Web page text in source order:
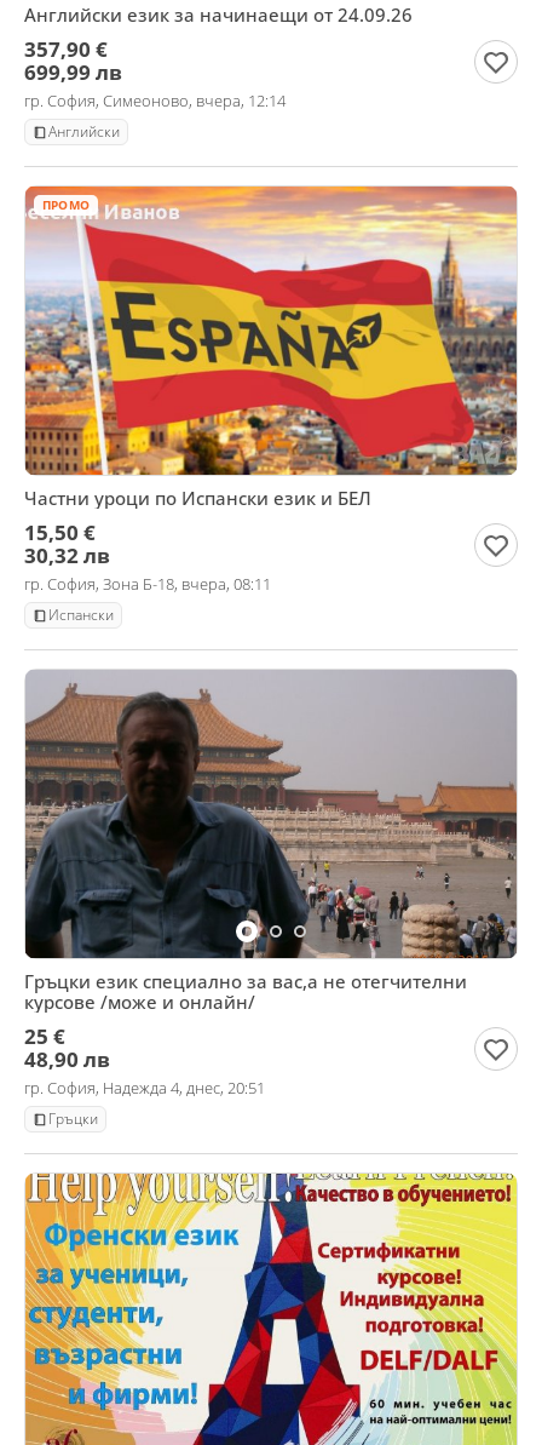
Английски език за начинаещи от 24.09.26
357,90 €
699,99 лв
гр. София, Симеоново, вчера, 12:14
Английски
ПРОМО
Частни уроци по Испански език и БЕЛ
15,50 €
30,32 лв
гр. София, Зона Б-18, вчера, 08:11
Испански
Гръцки език специално за вас,а не отегчителни
курсове /може и онлайн/
25 €
48,90 лв
гр. София, Надежда 4, днес, 20:51
Гръцки